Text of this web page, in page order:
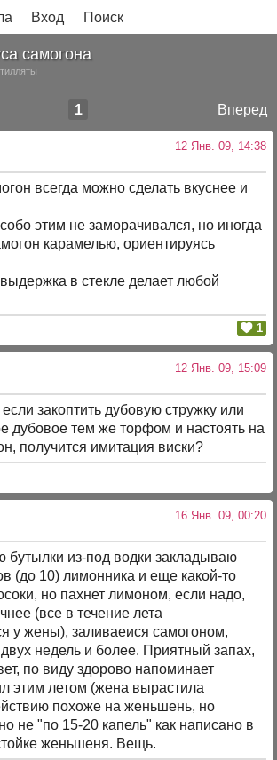
Вход Поиск
самогона
Вперед
1
12 Янв. 09, 14:38
всегда можно сделать вкуснее и
этим не заморачивался, но иногда
карамелью, ориентируясь
в стекле делает любой
1
12 Янв. 09, 15:09
закоптить дубовую стружку или
дубовое тем же торфом и настоять на
получится имитация виски?
16 Янв. 09, 00:20
бутылки из-под водки закладываю
(до 10) лимонника и еще какой-то
но пахнет лимоном, если надо,
(все в течение лета
у жены), заливаеися самогоном,
двух недель и более. Приятный запах,
по виду здорово напоминает
этим летом (жена вырастила
похоже на женьшень, но
не "по 15-20 капель" как написано в
женьшеня. Вещь.